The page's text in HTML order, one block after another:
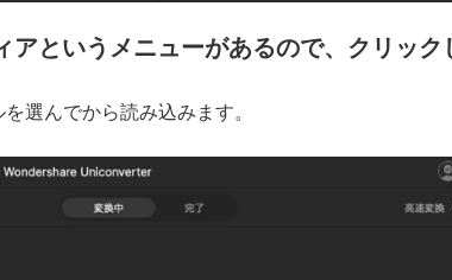
というメニューがあるので、クリック
選んでから読み込みます。